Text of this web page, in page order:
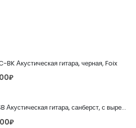
BK Акустическая гитара, черная, Foix
₽
FFG-1040SB Акустическая гитара, санберст, с вырезом, Foix
₽